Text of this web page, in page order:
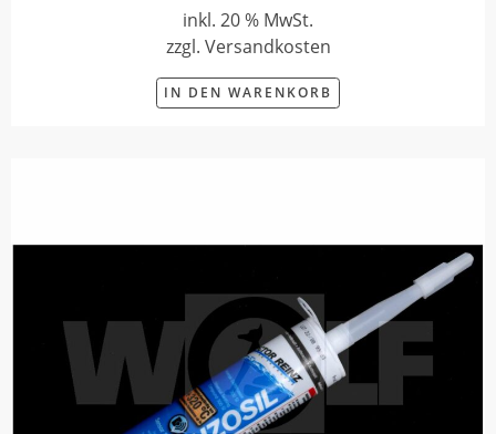
inkl. 20 % MwSt.
zzgl. Versandkosten
IN DEN WARENKORB